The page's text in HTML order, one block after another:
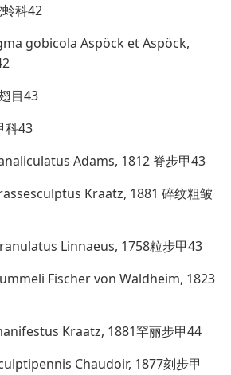
科42
gobicola Aspöck et Aspöck,
目43
科43
Adams, 1812 脊步甲43
Kraatz, 1881 碎纹粗皱
Linnaeus, 1758粒步甲43
Fischer von Waldheim, 1823
Kraatz, 1881罕丽步甲44
Chaudoir, 1877刻步甲